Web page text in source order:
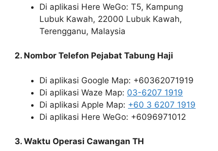
Di aplikasi Here WeGo: T5, Kampung
Lubuk Kawah, 22000 Lubuk Kawah,
Terengganu, Malaysia
2. Nombor Telefon Pejabat Tabung Haji
Di aplikasi Google Map: +60362071919
Di aplikasi Waze Map: 03-6207 1919
Di aplikasi Apple Map: +60 3 6207 1919
Di aplikasi Here WeGo: +6096971012
3. Waktu Operasi Cawangan TH